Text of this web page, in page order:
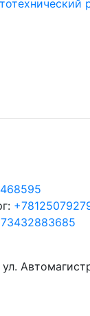
ул.